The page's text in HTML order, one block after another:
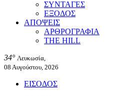
ΣΥΝΤΑΓΕΣ
ΕΞΟΔΟΣ
ΑΠΟΨΕΙΣ
ΑΡΘΡΟΓΡΑΦΙΑ
THE HILL
34° Λευκωσία,
08 Αυγούστου, 2026
ΕΙΣΟΔΟΣ